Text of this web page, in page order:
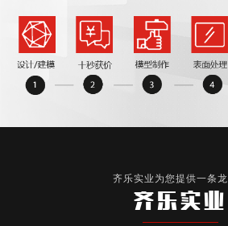
齐乐实业为您提供一条
齐乐实业